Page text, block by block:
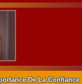
De La Confiance